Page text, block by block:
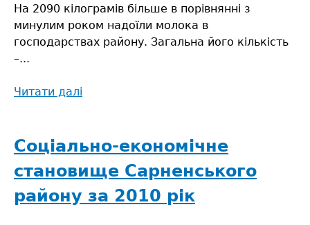
На 2090 кілограмів більше в порівнянні з
минулим роком надоїли молока в
господарствах району. Загальна його кількість
–...
Читати далі
насущний
Соціально-економічне
становище Сарненського
району за 2010 рік